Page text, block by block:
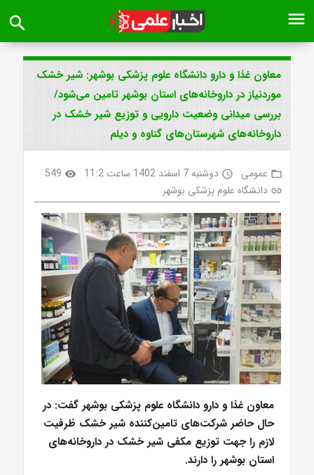
menu
search
معاون غذا و دارو دانشگاه علوم پزشکی بوشهر: شیر خشک
موردنیاز در داروخانه‌های استان بوشهر تامین می‌شود/
بررسی میدانی وضعیت دارویی و توزیع شیر خشک در
داروخانه‌های شهرستان‌های گناوه و دیلم
folder_open عمومی access_time دوشنبه 7 اسفند 1402 ساعت 11:2 visibility
549
link دانشگاه علوم پزشکی بوشهر
معاون غذا و دارو دانشگاه علوم پزشکی بوشهر گفت: در
حال حاضر شرکت‌های تامین‌کننده شیر خشک ظرفیت
لازم را جهت توزیع مکفی شیر خشک در داروخانه‌های
استان بوشهر را دارند.